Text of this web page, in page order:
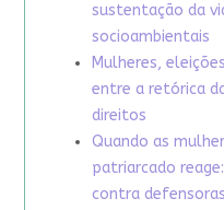
sustentação da
socioambientais
Mulheres,
entre a retórica
direitos
Quando as
patriarcado
contra